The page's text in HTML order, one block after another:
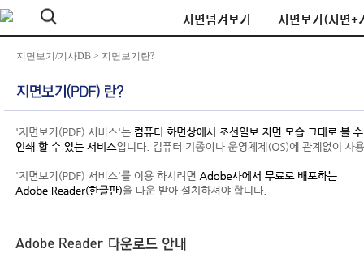
지면넘겨보기 지면보기(지면+
지면보기/기사DB > 지면보기란?